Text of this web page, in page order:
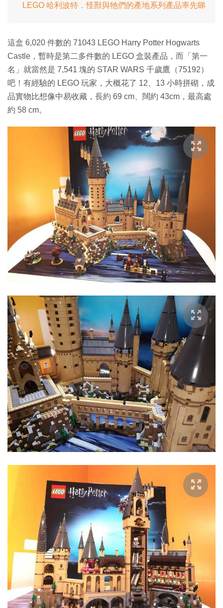
LEGO 哈利波特．怪獸與牠們的產地系列產品率先睇
這盒 6,020 件數的 71043 LEGO Harry Potter Hogwarts
Castle，暫時是第二多件數的 LEGO 盒裝產品，而「第一
名」就當然是 7,541 塊的 STAR WARS 千歲鷹（75192）
吧！有經驗的 LEGO 玩家，大概花了 12、13 小時拼砌，成
品實物比想像中易收藏，長約 69 cm、闊約 43cm，最高處
約 58 cm。